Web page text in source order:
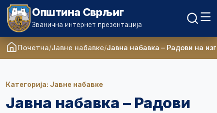
Општина Сврљиг
Званична интернет презентација
Почетна Јавне набавке Јавна набавка – Радови на
Категорија: Јавне набавке
Јавна набавка – Радови